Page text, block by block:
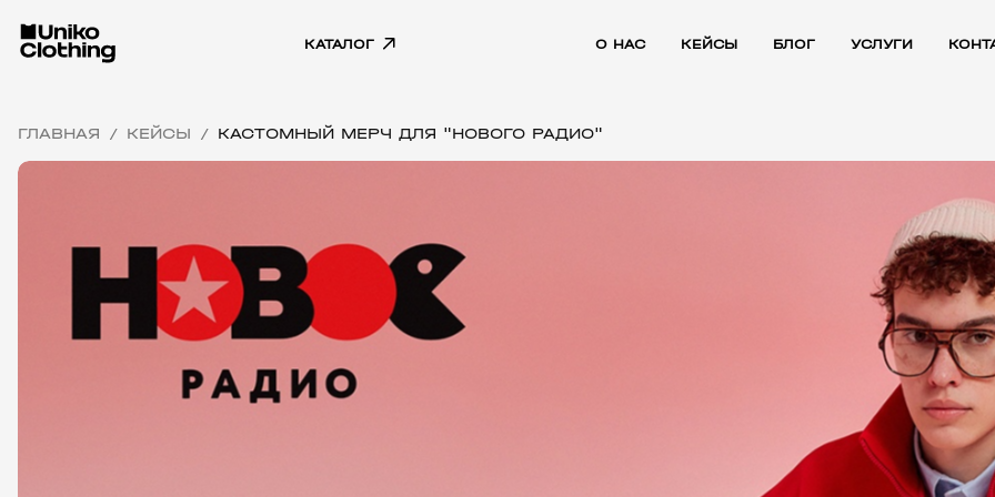
КАТАЛОГ О НАС КЕЙСЫ БЛОГ УСЛУГИ
ГЛАВНАЯ / КЕЙСЫ / КАСТОМНЫЙ МЕРЧ ДЛЯ "НОВОГО РАДИО"